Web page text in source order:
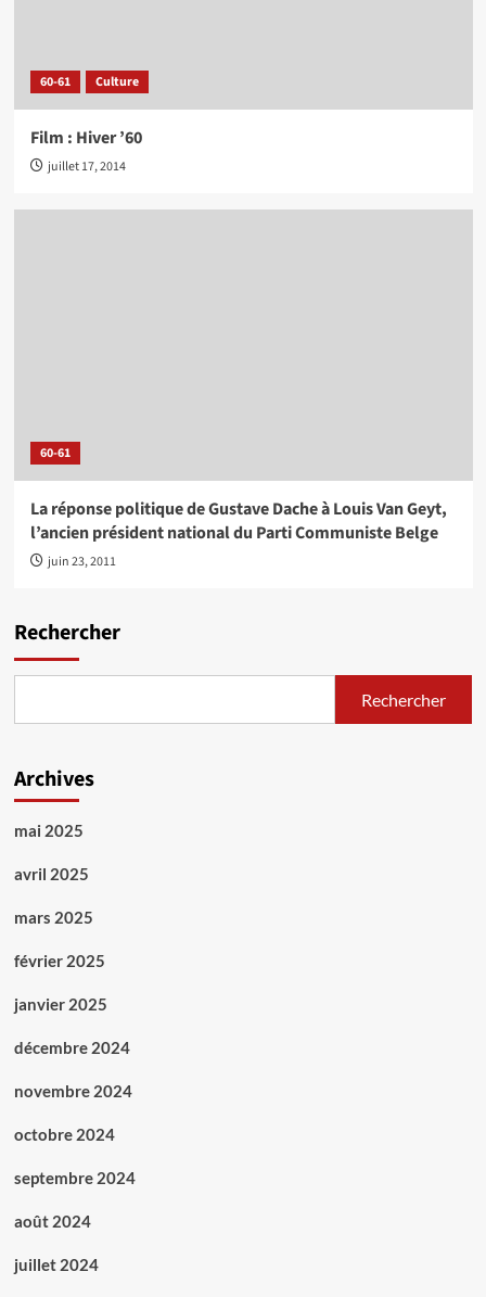
60-61 Culture
Film : Hiver ’60
juillet 17, 2014
60-61
La réponse politique de Gustave Dache à Louis Van Geyt,
l’ancien président national du Parti Communiste Belge
juin 23, 2011
Rechercher
Rechercher
Archives
mai 2025
avril 2025
mars 2025
février 2025
janvier 2025
décembre 2024
novembre 2024
octobre 2024
septembre 2024
août 2024
juillet 2024